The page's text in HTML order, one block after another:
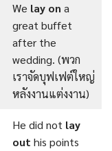
We lay on a
great buffet
after the
wedding. (พวก
เราจัดบุฟเฟต์ใหญ่
หลังงานแต่งงาน)
He did not lay
out his points